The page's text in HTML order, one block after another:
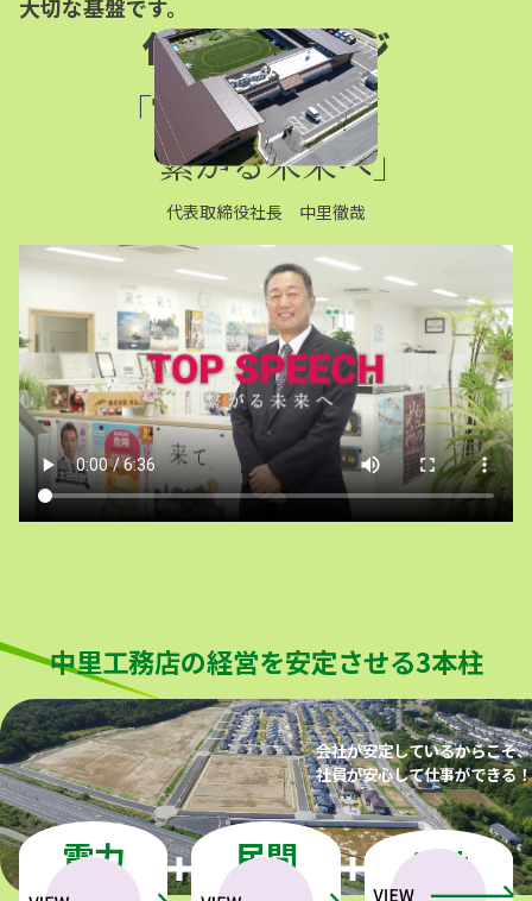
大切な基盤です。
代表メッセージ
「TOP SPEECH
繋がる未来へ」
代表取締役社長 中里徹哉
中里工務店の経営を安定させる3本柱
会社が安定しているからこそ、
社員が安心して仕事ができる！
電力
工事
民間
工事
公共